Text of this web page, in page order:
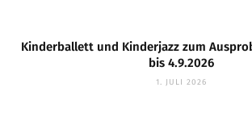
Kinderballett und Kinderjazz zum
bis 4.9.2026
1. JULI 2026